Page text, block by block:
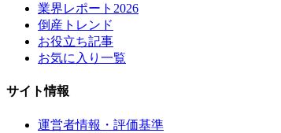
業界レポート2026
倒産トレンド
お役立ち記事
お気に入り一覧
サイト情報
運営者情報・評価基準